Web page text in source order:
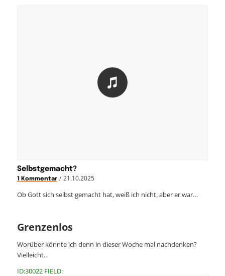
Selbstgemacht?
1 Kommentar / 21.10.2025
Ob Gott sich selbst gemacht hat, weiß ich nicht, aber er war…
Grenzenlos
Worüber könnte ich denn in dieser Woche mal nachdenken?
Vielleicht…
ID:30022 FIELD: